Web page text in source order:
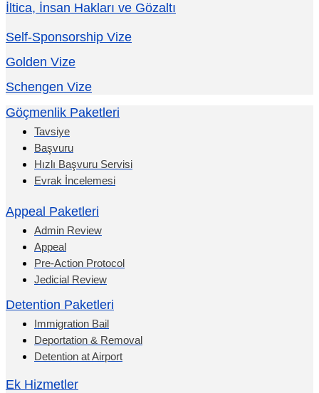
İltica, İnsan Hakları ve Gözaltı
Self-Sponsorship Vize
Golden Vize
Schengen Vize
Göçmenlik Paketleri
Tavsiye
Başvuru
Hızlı Başvuru Servisi
Evrak İncelemesi
Appeal Paketleri
Admin Review
Appeal
Pre-Action Protocol
Jedicial Review
Detention Paketleri
Immigration Bail
Deportation & Removal
Detention at Airport
Ek Hizmetler